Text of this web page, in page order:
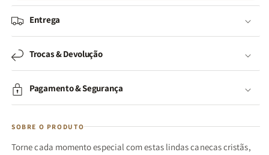
Entrega
Trocas & Devolução
Pagamento & Segurança
SOBRE O PRODUTO
Torne cada momento especial com estas lindas canecas cristãs,